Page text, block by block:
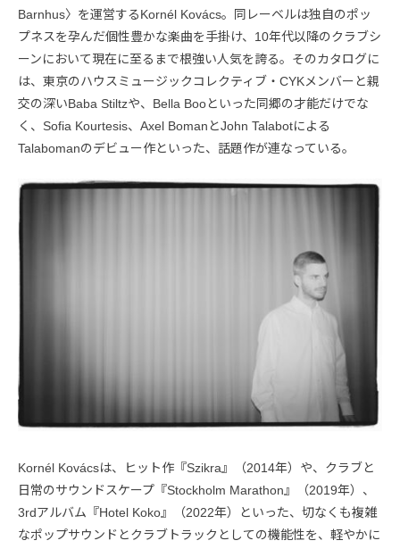
Barnhus〉を運営するKornél Kovács。同レーベルは独自のポッ
プネスを孕んだ個性豊かな楽曲を手掛け、10年代以降のクラブシ
ーンにおいて現在に至るまで根強い人気を誇る。そのカタログに
は、東京のハウスミュージックコレクティブ・CYKメンバーと親
交の深い​​Baba Stiltzや、Bella Booといった同郷の才能だけでな
く、Sofia Kourtesis、Axel BomanとJohn Talabotによる
Talabomanのデビュー作といった、話題作が連なっている。
Kornél Kovácsは、ヒット作『Szikra』（2014年）や、クラブと
日常のサウンドスケープ『Stockholm Marathon』（2019年）、
3rdアルバム『Hotel Koko』（2022年）といった、切なくも複雑
なポップサウンドとクラブトラックとしての機能性を、軽やかに